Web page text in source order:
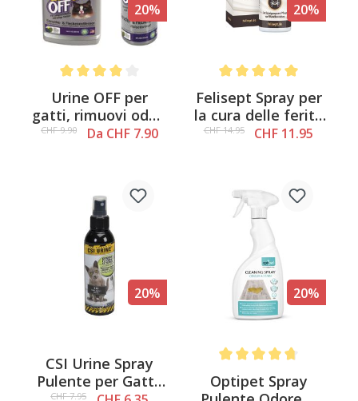
20%
Average rating of 4.1 out of 5 stars
Urine OFF per
gatti, rimuovi odori
e macchie
CHF 9.90 Da CHF 7.90
20%
Average rating of 5 out of
Felisept Spray per
la cura delle ferite
per gatti, 20 ml
CHF 14.95 CHF 11.95
20%
CSI Urine Spray
Pulente per Gatti,
CHF 7.95
20%
Optipet Spray